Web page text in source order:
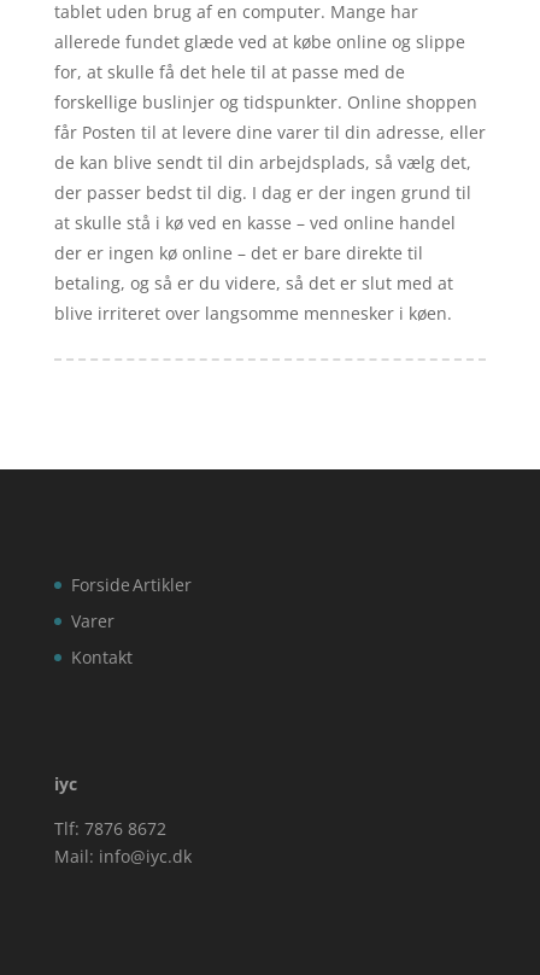
tablet uden brug af en computer. Mange har
allerede fundet glæde ved at købe online og slippe
for, at skulle få det hele til at passe med de
forskellige buslinjer og tidspunkter. Online shoppen
får Posten til at levere dine varer til din adresse, eller
de kan blive sendt til din arbejdsplads, så vælg det,
der passer bedst til dig. I dag er der ingen grund til
at skulle stå i kø ved en kasse – ved online handel
der er ingen kø online – det er bare direkte til
betaling, og så er du videre, så det er slut med at
blive irriteret over langsomme mennesker i køen.
Forside
Varer
Kontakt
Artikler
iyc
Tlf: 7876 8672
Mail: info@iyc.dk